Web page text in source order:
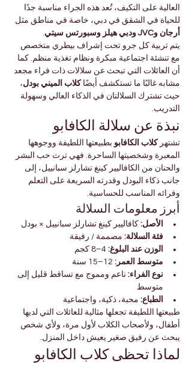
العالية على التكيف، تُعد هذه الجراء مناسبة جدًا
للحياة في الشقق في دبي، خاصة في مناطق مثل
أرجان وJVC ودبي هيلز وسبورتس سيتي
.
يتم تربية كل جرو تحت إشراف بيطري متخصص
مع تنشئة اجتماعية مبكرة ونظام تغذية منظم. كما
أن العائلات التي تبحث عن سلالات ذات فراء مجعد
مشابه غالبًا ما تستكشف أيضًا كلاب الميني بودل،
حيث تشترك السلالتان في الذكاء العالي وسهولة
التدريب.
نبذة عن سلالة الكافابو
تشتهر كلاب الكافابو بطبيعتها اللطيفة ووجوهها
المعبرة وشخصيتها الساحرة. فهي ترث حب البشر
والحنان من الكافاليير كينغ تشارلز سبانييل، إلى
جانب ذكاء البودل وقدرته السريعة على التعلم
وفرائه المناسب للحساسية.
أبرز معلومات السلالة
الأصل: كافاليير كينغ تشارلز سبانييل × بودل
فئة السلالة: مصممة / رفيقة
الوزن عند البلوغ:
متوسط العمر:
نوع الفراء: ناعم ومموج مع تساقط قليل إلى
متوسط
الطباع: محبة، ذكية، واجتماعية
طبيعتها اللطيفة تجعلها مثالية للعائلات التي لديها
أطفال، ولأصحاب الكلاب لأول مرة، ولأي شخص
يبحث عن رفيق صغير يعيش داخل المنزل.
لماذا تحظى كلاب الكافابو